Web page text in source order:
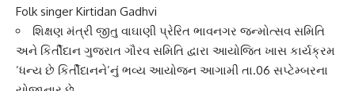
Folk singer Kirtidan Gadhvi
શિક્ષણ મંત્રી જીતુ વાઘાણી પ્રેરિત ભાવનગર જન્મોત્સવ સમિતિ
અને કિર્તીદાન ગુજરાત ગૌરવ સમિતિ દ્વારા આયોજિત ખાસ કાર્યક્રમ
’ધન્ય છે કિર્તીદાનને’નું ભવ્ય આયોજન આગામી તા.06 સપ્ટેમ્બરના